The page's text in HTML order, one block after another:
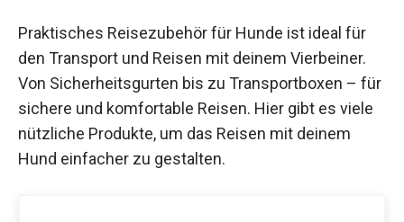
Praktisches Reisezubehör für Hunde ist ideal für
den Transport und Reisen mit deinem Vierbeiner.
Von Sicherheitsgurten bis zu Transportboxen – für
sichere und komfortable Reisen. Hier gibt es viele
nützliche Produkte, um das Reisen mit deinem
Hund einfacher zu gestalten.